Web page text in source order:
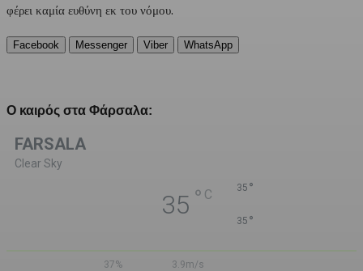
φέρει καμία ευθύνη εκ του νόμου.
Facebook Messenger Viber WhatsApp
Ο καιρός στα Φάρσαλα:
FARSALA
Clear Sky
35 ° C 35 °
35 °
37%
3.9m/s